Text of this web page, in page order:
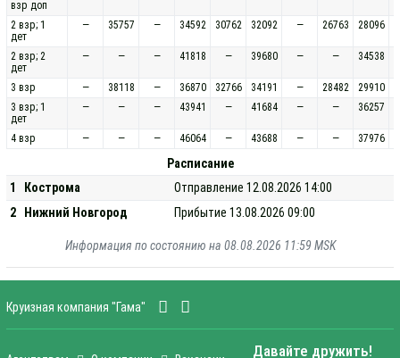
взр доп
2 взр; 1
дет
— 35757 — 34592 30762 32092 — 26763 28096
2 взр; 2
дет
— — — 41818 — 39680 — — 34538
3 взр — 38118 — 36870 32766 34191 — 28482
29910
3 взр; 1
дет
— — — 43941 — 41684 — — 36257
4 взр — — — 46064 — 43688 — — 37976
Расписание
1
Кострома
Отправление 12.08.2026 14:00
2
Нижний Новгород Прибытие 13.08.2026 09:00
Информация по состоянию на 08.08.2026 11:59 MSK
Круизная компания "Гама"
Давайте дружить!